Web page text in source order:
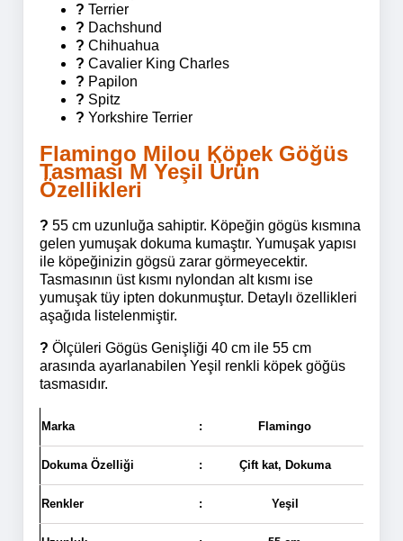
? Terrier
? Dachshund
? Chihuahua
? Cavalier King Charles
? Papilon
? Spitz
? Yorkshire Terrier
Flamingo Milou Köpek Göğüs
Tasması M Yeşil Ürün
Özellikleri
? 55 cm uzunluğa sahiptir. Köpeğin gögüs kısmına
gelen yumuşak dokuma kumaştır. Yumuşak yapısı
ile köpeğinizin gögsü zarar görmeyecektir.
Tasmasının üst kısmı nylondan alt kısmı ise
yumuşak tüy ipten dokunmuştur. Detaylı özellikleri
aşağıda listelenmiştir.
? Ölçüleri Gögüs Genişliği 40 cm ile 55 cm
arasında ayarlanabilen Yeşil renkli köpek göğüs
tasmasıdır.
Marka : Flamingo
Dokuma Özelliği : Çift kat, Dokuma
Renkler : Yeşil